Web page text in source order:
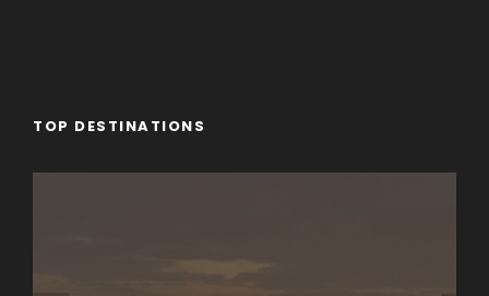
TOP DESTINATIONS